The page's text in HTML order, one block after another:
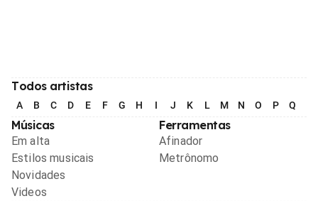
Todos artistas
A B C D E F G H I J K L M N O P Q
Músicas
Em alta
Estilos musicais
Novidades
Videos
Ferramentas
Afinador
Metrônomo